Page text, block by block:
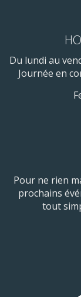
Du lundi au
Journée en
Pour ne rien
prochains
tout